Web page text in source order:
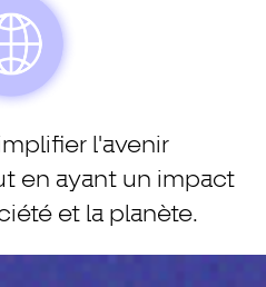
l'avenir
en ayant un impact
et la planète.